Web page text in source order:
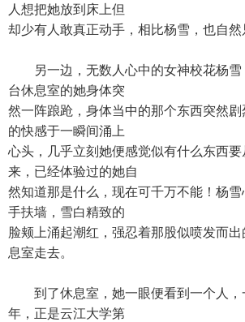
人想把她放到床上但
却少有人敢真正动手，相比杨雪，也自然
另一边，无数人心中的女神校花杨雪
台休息室的她身体突
然一阵踉跄，身体当中的那个东西突然
的快感于一瞬间涌上
心头，几乎立刻她便感觉似有什么东西要
来，已经体验过的她自
然知道那是什么，现在可千万不能！杨
手扶墙，雪白精致的
脸颊上涌起潮红，强忍着那股似喷发而
息室走去。
到了休息室，她一眼便看到一个人，
年，正是云江大学第